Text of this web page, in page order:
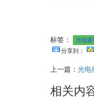
标签： 光电通
分享到：
上一篇： 光电
相关内